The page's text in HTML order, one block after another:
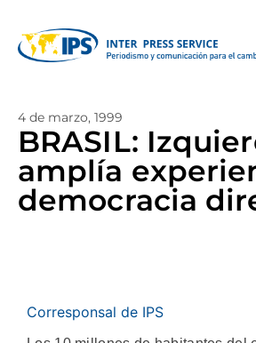
4 de marzo, 1999
BRASIL:
amplía
democracia
Corresponsal de IPS